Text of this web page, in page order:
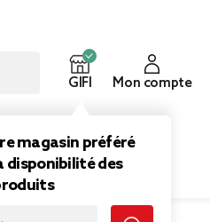
GIFI
magasin préféré
disponibilité des
Mon compte